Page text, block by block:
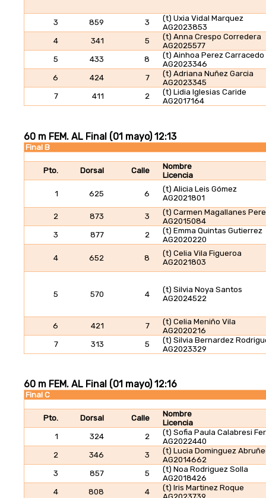
3 859 3
(t) Uxia Vidal Marquez
AG2023853
4
341 5
(t) Anna Crespo Corredera
AG2025577
5
433 8
(t) Ainhoa Perez Carracedo
AG2023346
6
424 7
(t) Adriana Nuñez Garcia
AG2023345
7
411 2
(t) Lidia Iglesias Caride
AG2017164
Final B
Pto. Dorsal Calle
Nombre
Licencia
1 625 6
(t) Alicia Leis Gómez
AG2021801
2 873 3
(t) Carmen Magallanes
AG2015084
3
877 2
(t) Emma Quintas Gutierrez
AG2020220
4 652 8
(t) Celia Vila Figueroa
AG2021803
5 570 4
(t) Silvia Noya Santos
AG2024522
6 421 7
(t) Celia Meniño Vila
AG2020216
7
313 5
(t) Silvia Bernardez
AG2023329
60 m FEM. AL Final (01 mayo) 12:13
Final C
Pto. Dorsal Calle
Nombre
Licencia
1
324 2
(t) Sofia Paula Calabresi
AG2022440
2
346 3
(t) Lucia Dominguez
AG2014662
3
857 5
(t) Noa Rodriguez Solla
AG2018426
4
808 4
(t) Iris Martinez Roque
60 m FEM. AL Final (01 mayo) 12:16